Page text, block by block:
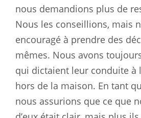
nous demandions plus de
Nous les conseillions, mais
encouragé à prendre des
mêmes. Nous avons
qui dictaient leur conduite à
hors de la maison. En tant
nous assurions que ce que